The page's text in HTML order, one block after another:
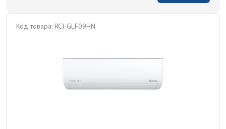
Код товара: RCI-GLF09HN